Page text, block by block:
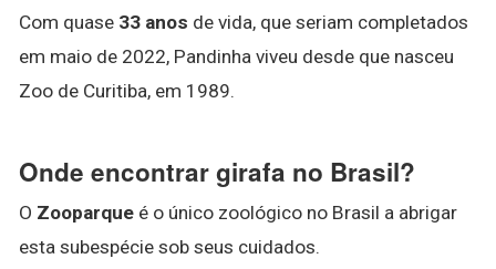
Com quase 33 anos de vida, que seriam completados
em maio de 2022, Pandinha viveu desde que nasceu
Zoo de Curitiba, em 1989.
Onde encontrar girafa no Brasil?
O Zooparque é o único zoológico no Brasil a abrigar
esta subespécie sob seus cuidados.